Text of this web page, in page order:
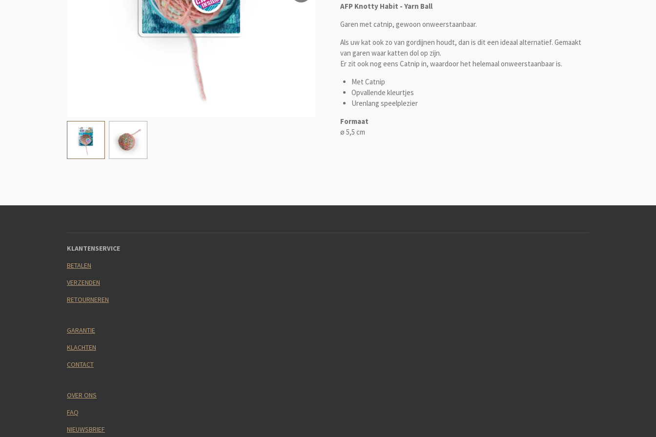
AFP Knotty Habit - Yarn Ball
Garen met catnip, gewoon onweerstaanbaar.
Als uw kat ook zo van gordijnen houdt, dan is dit een ideaal alternatief. Gemaakt
van garen waar katten dol op zijn.
Er zit ook nog eens Catnip in, waardoor het helemaal onweerstaanbaar is.
Met Catnip
Opvallende kleurtjes
Urenlang speelplezier
Formaat
ø 5,5 cm
KLANTENSERVICE
BETALEN
VERZENDEN
RETOURNEREN
GARANTIE
KLACHTEN
CONTACT
OVER ONS
FAQ
NIEUWSBRIEF